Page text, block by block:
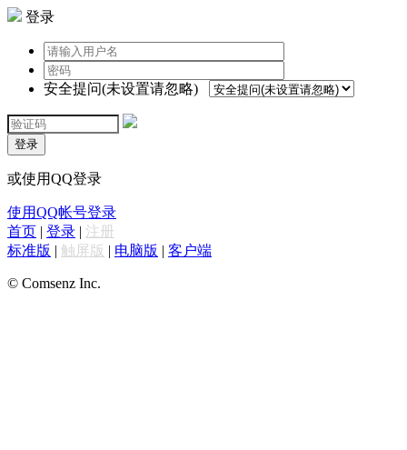
登录
安全提问(未设置请忽略)
登录
或使用QQ登录
使用QQ帐号登录
首页 | 登录 | 注册
标准版 | 触屏版 | 电脑版 | 客户端
© Comsenz Inc.